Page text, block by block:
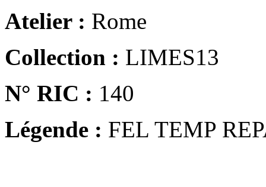
Atelier : Rome
Collection : LIMES13
N° RIC : 140
Légende : FEL TEMP